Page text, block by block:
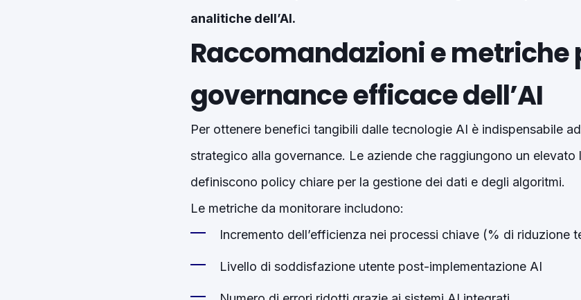
analitiche dell’AI.
Raccomandazioni e metriche
governance efficace dell’AI
Per ottenere benefici tangibili dalle tecnologie AI è indispensabile
strategico alla governance. Le aziende che raggiungono un
definiscono policy chiare per la gestione dei dati e degli algoritmi.
Le metriche da monitorare includono:
Incremento dell’efficienza nei processi chiave (% di riduzione
Livello di soddisfazione utente post-implementazione AI